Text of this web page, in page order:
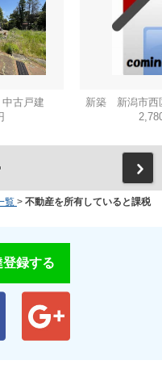
古戸建
新築 新潟市西
覧 > 不動産を所有していると課税
録する